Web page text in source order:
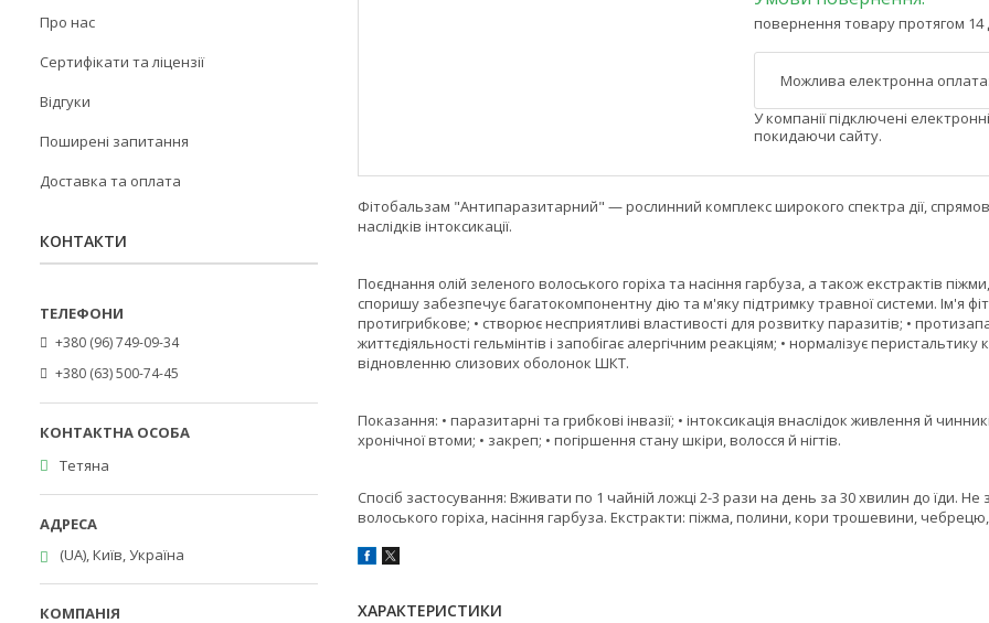
повернення товару протягом 14
У компанії підключені
покидаючи сайту.
Фітобальзам "Антипаразитарний" — рослинний комплекс широкого спектра дії,
наслідків інтоксикації.
Поєднання олій зеленого волоського горіха та насіння гарбуза, а також екстрактів
споришу забезпечує багатокомпонентну дію та м'яку підтримку травної системи. Ім'я
протигрибкове; • створює несприятливі властивості для розвитку паразитів; •
життєдіяльності гельмінтів і запобігає алергічним реакціям; • нормалізує
відновленню слизових оболонок ШКТ.
Показання: • паразитарні та грибкові інвазії; • інтоксикація внаслідок живлення й
хронічної втоми; • закреп; • погіршення стану шкіри, волосся й нігтів.
Спосіб застосування: Вживати по 1 чайній ложці 2-3 рази на день за 30 хвилин до їди. Не
волоського горіха, насіння гарбуза. Екстракти: піжма, полини, кори трошевини,
ХАРАКТЕРИСТИКИ
Про нас
Сертифікати та ліцензії
Відгуки
Поширені запитання
Доставка та оплата
КОНТАКТИ
+380 (96) 749-09-34
+380 (63) 500-74-45
Тетяна
(UA), Київ, Україна